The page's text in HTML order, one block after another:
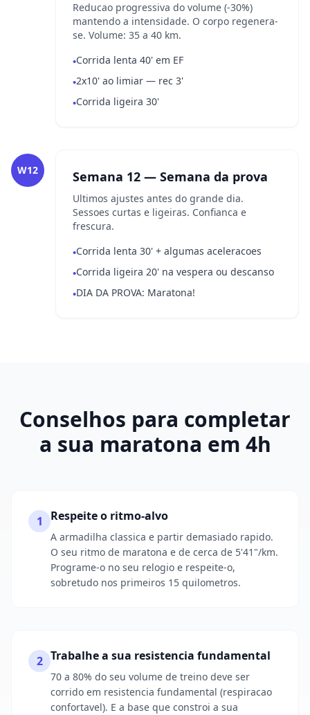
Reducao progressiva do volume (-30%)
mantendo a intensidade. O corpo regenera-
se. Volume: 35 a 40 km.
•Corrida lenta 40' em EF
•2x10' ao limiar — rec 3'
•Corrida ligeira 30'
W12 Semana 12 — Semana da prova
Ultimos ajustes antes do grande dia.
Sessoes curtas e ligeiras. Confianca e
frescura.
•Corrida lenta 30' + algumas aceleracoes
•Corrida ligeira 20' na vespera ou descanso
•DIA DA PROVA: Maratona!
Conselhos para completar
a sua maratona em 4h
1 Respeite o ritmo-alvo
A armadilha classica e partir demasiado rapido.
O seu ritmo de maratona e de cerca de 5'41"/km.
Programe-o no seu relogio e respeite-o,
sobretudo nos primeiros 15 quilometros.
2 Trabalhe a sua resistencia fundamental
70 a 80% do seu volume de treino deve ser
corrido em resistencia fundamental (respiracao
confortavel). E a base que constroi a sua